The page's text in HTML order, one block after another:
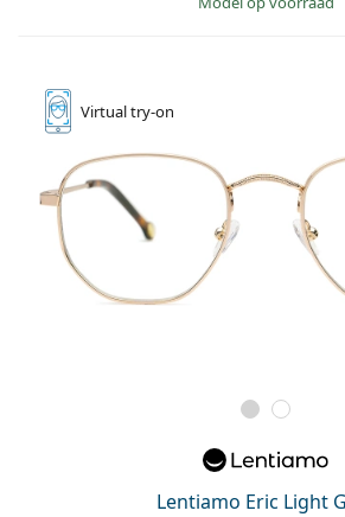
Virtualtry-on
Lentiamo Eric Light